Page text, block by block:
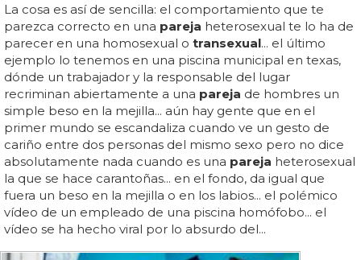
La cosa es así de sencilla: el comportamiento que te
parezca correcto en una pareja heterosexual te lo ha de
parecer en una homosexual o transexual... el último
ejemplo lo tenemos en una piscina municipal en texas,
dónde un trabajador y la responsable del lugar
recriminan abiertamente a una pareja de hombres un
simple beso en la mejilla... aún hay gente que en el
primer mundo se escandaliza cuando ve un gesto de
cariño entre dos personas del mismo sexo pero no dice
absolutamente nada cuando es una pareja heterosexual
la que se hace carantoñas... en el fondo, da igual que
fuera un beso en la mejilla o en los labios... el polémico
vídeo de un empleado de una piscina homófobo... el
vídeo se ha hecho viral por lo absurdo del...